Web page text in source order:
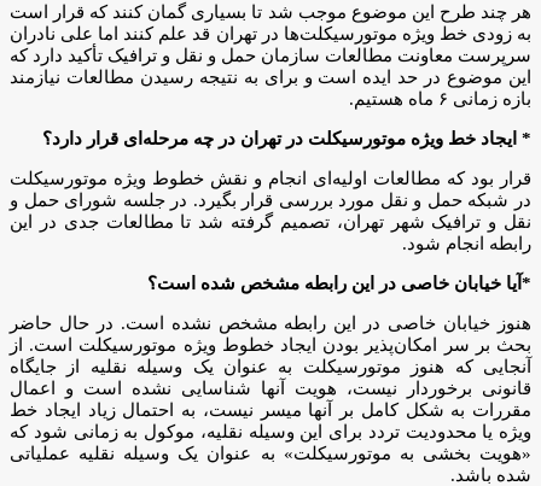
هر چند طرح این موضوع موجب شد تا بسیاری گمان کنند که قرار است
به زودی خط ویژه موتورسیکلت‌ها در تهران قد علم کنند اما علی نادران
سرپرست معاونت مطالعات سازمان حمل و نقل و ترافیک تأکید دارد که
این موضوع در حد ایده است و برای به نتیجه رسیدن مطالعات نیازمند
بازه زمانی ۶ ماه هستیم.
* ایجاد خط ویژه موتورسیکلت در تهران در چه مرحله‌ای قرار دارد؟
قرار بود که مطالعات اولیه‌ای انجام و نقش خطوط ویژه موتورسیکلت
در شبکه حمل و نقل مورد بررسی قرار بگیرد. در جلسه‌ شورای حمل و
نقل و ترافیک شهر تهران، تصمیم گرفته شد تا مطالعات جدی‌ در این
رابطه انجام شود.
*آیا خیابان خاصی در این رابطه مشخص شده است؟
هنوز خیابان خاصی در این رابطه مشخص نشده است. در حال حاضر
بحث بر سر امکان‌پذیر بودن ایجاد خطوط ویژه موتورسیکلت است. از
آنجایی که هنوز موتورسیکلت به عنوان یک وسیله نقلیه از جایگاه
قانونی برخوردار نیست، هویت آنها شناسایی نشده است و اعمال
مقررات به شکل کامل بر آنها میسر نیست،‌ به احتمال زیاد ایجاد خط
ویژه یا محدودیت تردد برای این وسیله نقلیه، موکول به زمانی شود که
«هویت بخشی به موتورسیکلت» به عنوان یک وسیله نقلیه عملیاتی
شده باشد.